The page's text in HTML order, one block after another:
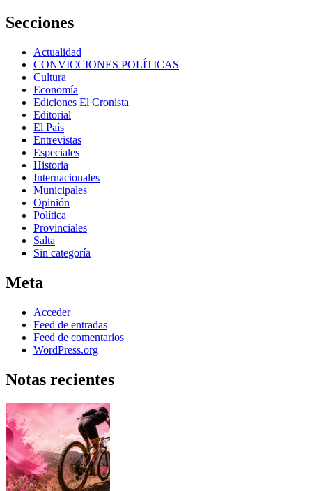
Secciones
Actualidad
CONVICCIONES POLÍTICAS
Cultura
Economía
Ediciones El Cronista
Editorial
El País
Entrevistas
Especiales
Historia
Internacionales
Municipales
Opinión
Política
Provinciales
Salta
Sin categoría
Meta
Acceder
Feed de entradas
Feed de comentarios
WordPress.org
Notas recientes